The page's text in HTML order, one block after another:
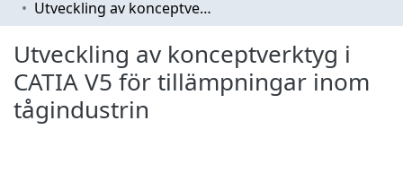
Utveckling av konceptverktyg i CATIA V5 för tillämpningar inom tågindustrin
Utveckling av konceptverktyg i
CATIA V5 för tillämpningar inom
tågindustrin